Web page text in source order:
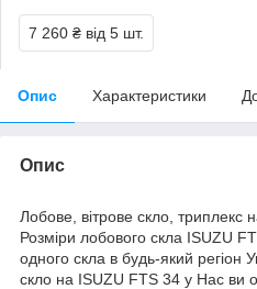
7 260 ₴ від 5 шт.
Опис Характеристики
Опис
Лобове, вітрове скло, триплекс
Розміри лобового скла ISUZU
одного скла в будь-який регіон
скло на ISUZU FTS 34 у Нас ви